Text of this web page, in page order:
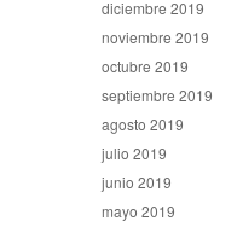
diciembre 2019
noviembre 2019
octubre 2019
septiembre 2019
agosto 2019
julio 2019
junio 2019
mayo 2019